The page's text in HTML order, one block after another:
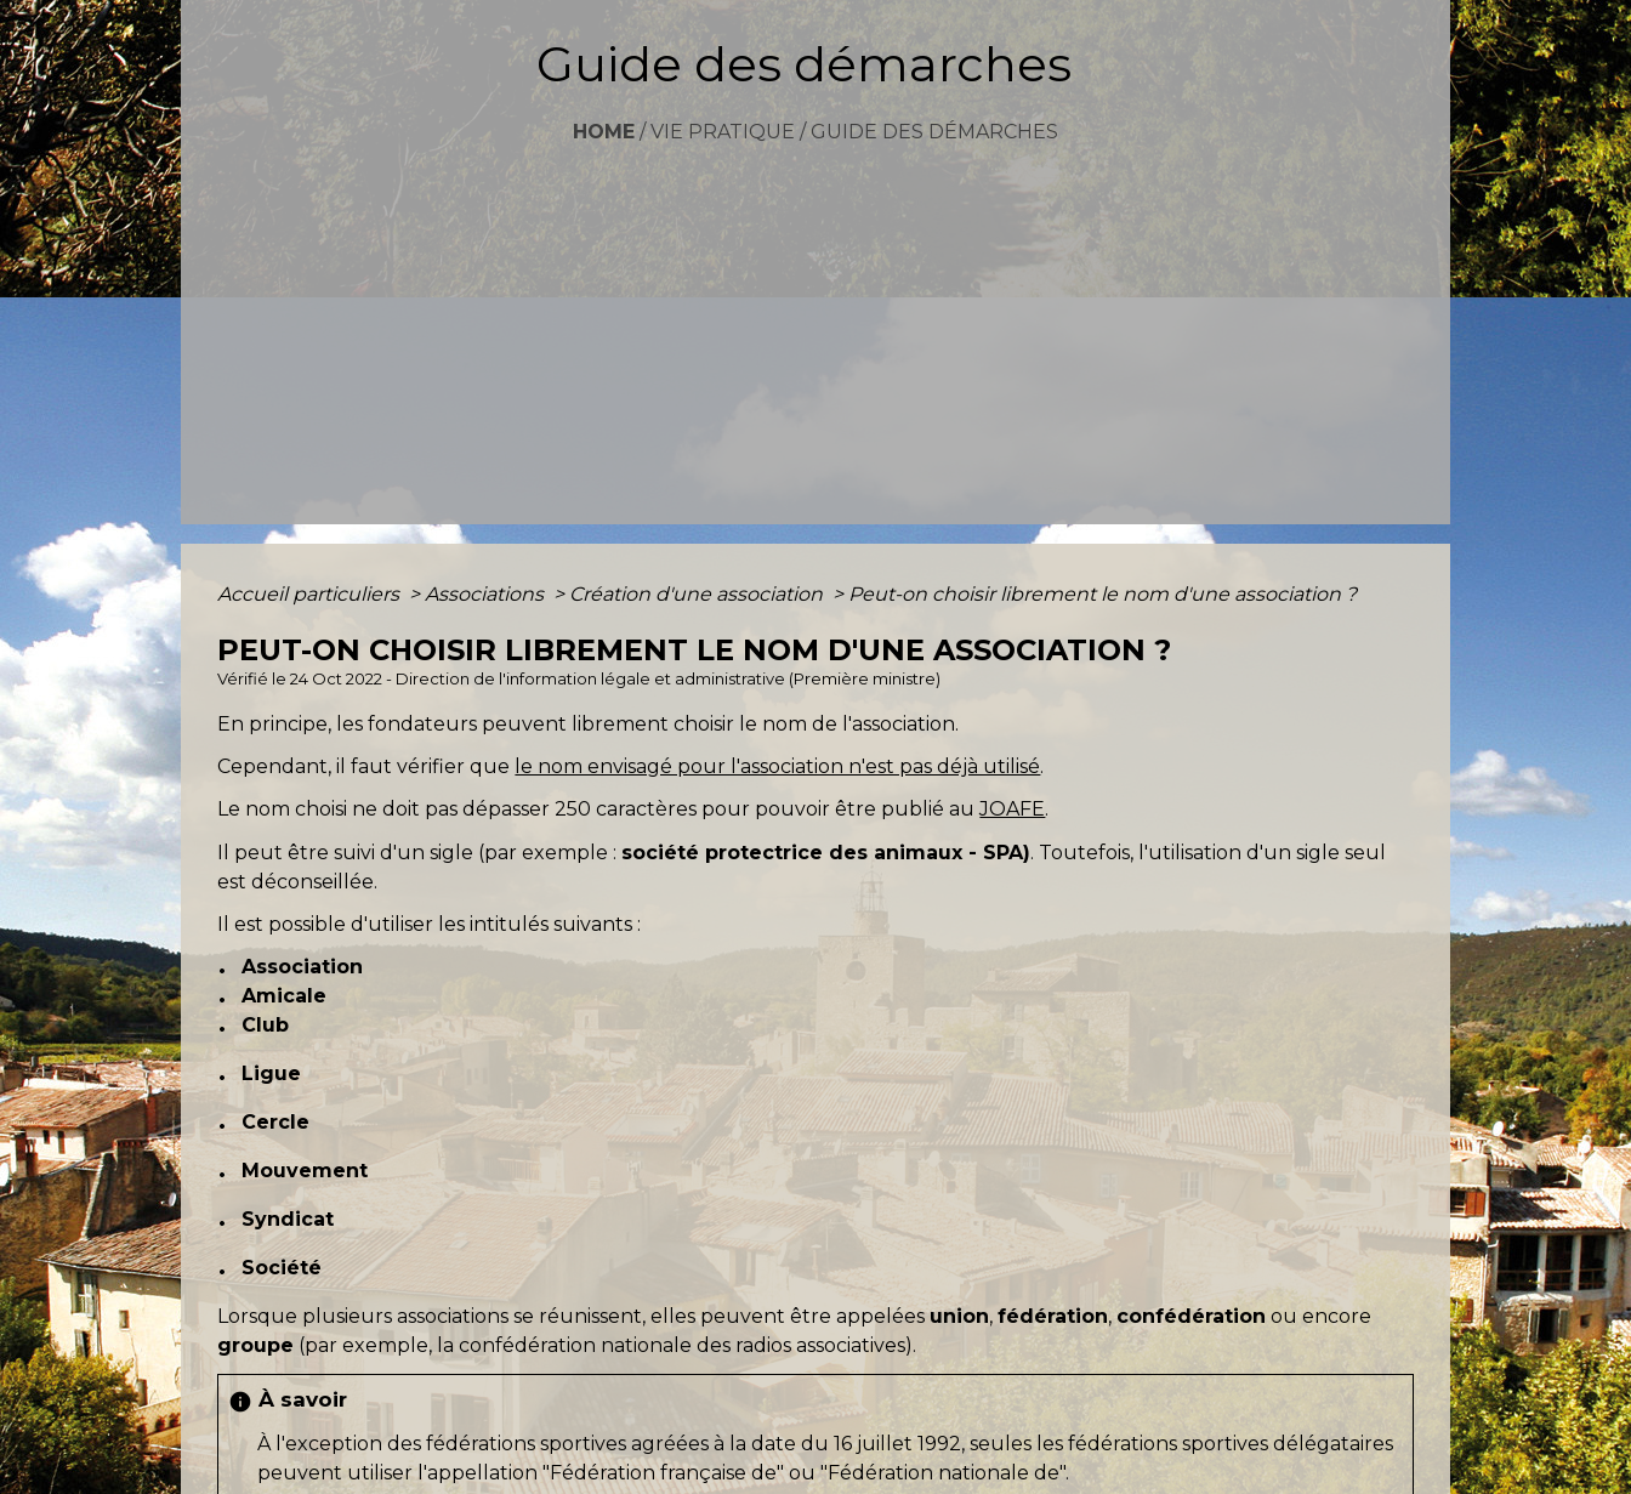
Guide des démarches
HOME /VIE PRATIQUE / GUIDE DES DÉMARCHES
Accueil particuliers > Associations > Création d'une association > Peut-on choisir librement le nom d'une association ?
PEUT-ON CHOISIR LIBREMENT LE NOM D'UNE ASSOCIATION ?
Vérifié le 24 Oct 2022 - Direction de l'information légale et administrative (Première ministre)
En principe, les fondateurs peuvent librement choisir le nom de l'association.
Cependant, il faut vérifier que le nom envisagé pour l'association n'est pas déjà utilisé.
Le nom choisi ne doit pas dépasser 250 caractères pour pouvoir être publié auJOAFE.
Il peut être suivi d'un sigle (par exemple : société protectrice des animaux - SPA). Toutefois, l'utilisation d'un sigle seul
est déconseillée.
Il est possible d'utiliser les intitulés suivants :
Association
Amicale
Club
Ligue
Cercle
Mouvement
Syndicat
Société
Lorsque plusieurs associations se réunissent, elles peuvent être appelées union,fédération, confédération ou encore
groupe (par exemple, la confédération nationale des radios associatives).
info À savoir
À l'exception des fédérations sportives agréées à la date du 16 juillet 1992, seules les fédérations sportives délégataires
peuvent utiliser l'appellation "Fédération française de" ou "Fédération nationale de".